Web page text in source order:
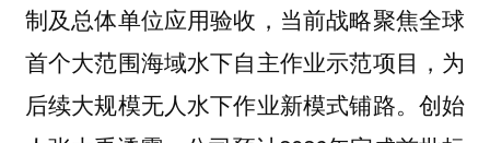
制及总体单位应用验收，当前战略聚焦全球
首个大范围海域水下自主作业示范项目，为
后续大规模无人水下作业新模式铺路。创始